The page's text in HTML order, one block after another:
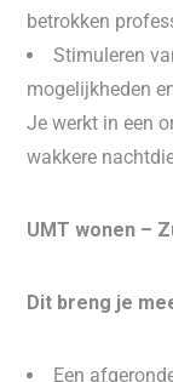
betrokken
Stimuleren
mogelijkheden
Je werkt in een
wakkere
UMT wonen –
Dit breng je
Een